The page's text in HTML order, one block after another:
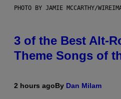
PHOTO BY JAMIE MCCARTHY/
3 of the Best Alt-
Theme Songs of
2 hours agoBy Dan Milam